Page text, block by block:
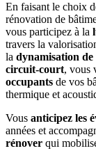
En faisant le choix
rénovation de
vous participez à la
travers la
la dynamisation
circuit-court, vous
occupants de vos
thermique et
Vous anticipez les
années et
rénover qui